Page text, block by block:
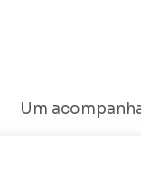
Um